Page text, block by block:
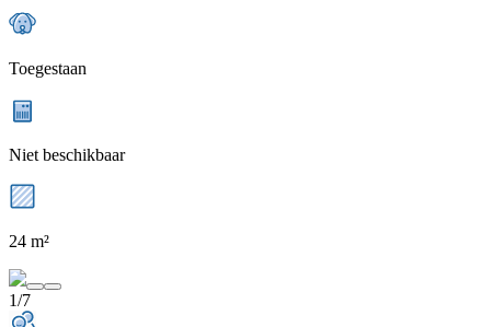
Toegestaan
Niet beschikbaar
24 m²
1/7